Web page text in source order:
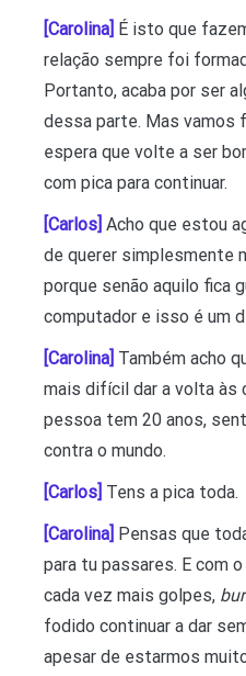
[Carolina] É isto que
relação sempre foi
Portanto, acaba por ser
dessa parte. Mas vamos
espera que volte a ser
com pica para continuar.
[Carlos] Acho que estou
de querer simplesmente
porque senão aquilo fica
computador e isso é um
[Carolina] Também acho
mais difícil dar a volta às
pessoa tem 20 anos,
contra o mundo.
[Carlos] Tens a pica toda.
[Carolina] Pensas que
para tu passares. E com
cada vez mais golpes,
fodido continuar a dar
apesar de estarmos